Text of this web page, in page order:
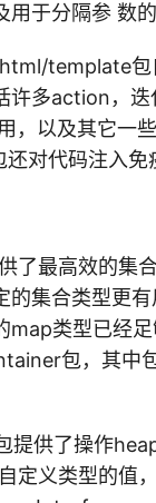
于分隔参 数的
template包
许多action，迭
，以及其它一些
对代码注入免
了最高效的集
的集合类型更
map类型已经
包，其中
提供了操作
定义类型的值